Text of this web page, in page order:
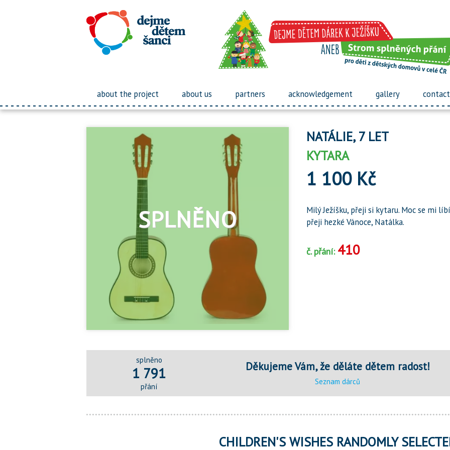
about the project about us partners acknowledgement gallery contact
NATÁLIE, 7 LET
KYTARA
1 100 Kč
Milý Ježíšku, přeji si kytaru. Moc se mi
přeji hezké Vánoce, Natálka.
č. přání: 410
splněno
1 791
přání
Děkujeme Vám, že děláte dětem radost!
Seznam dárců
CHILDREN'S WISHES RANDOMLY